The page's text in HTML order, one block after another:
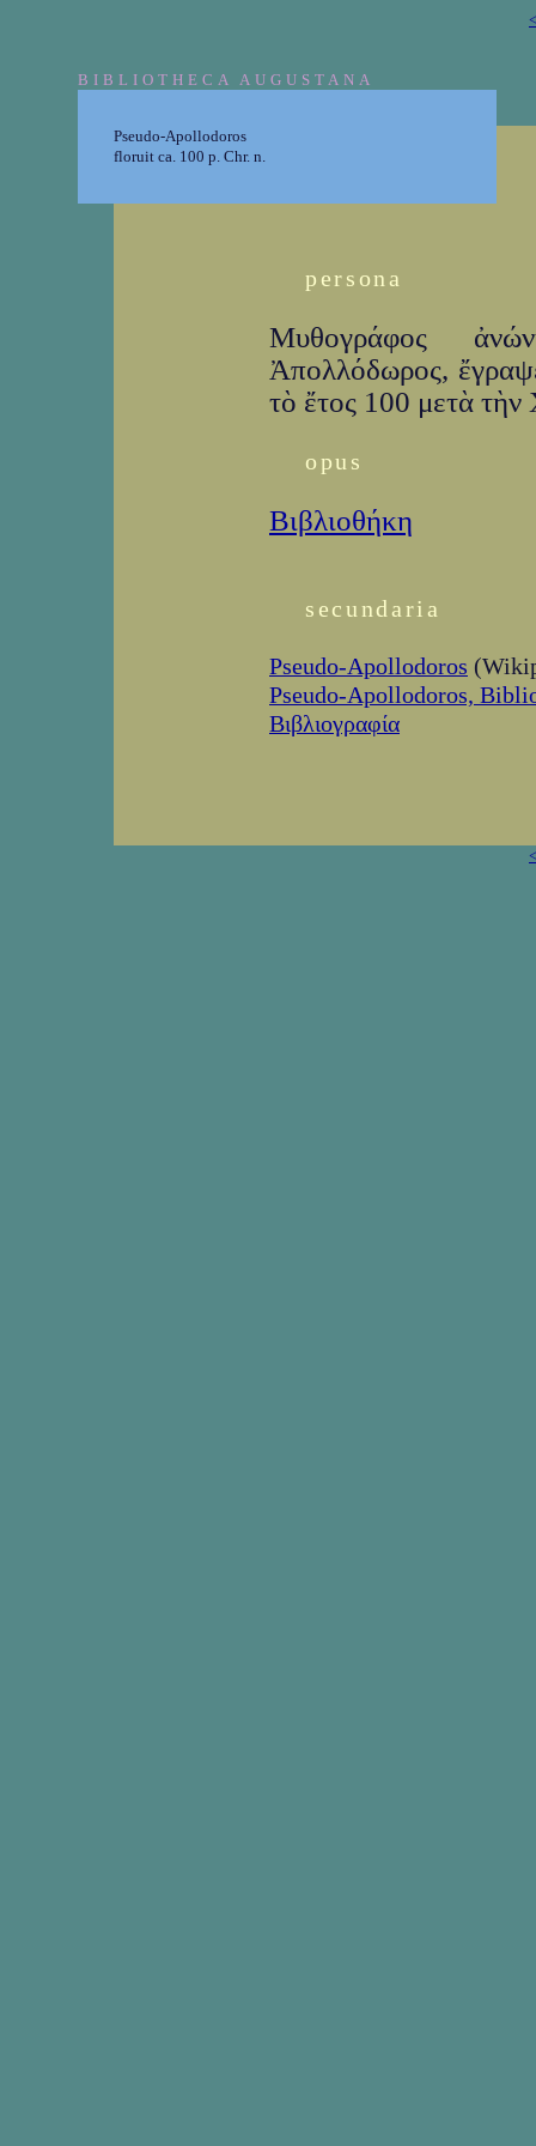
BIBLIOTHECA AUGUSTANA
Pseudo-Apollodoros
floruit ca. 100 p. Chr. n.
persona
Μυθογράφος
Ἀπολλόδωρος,
τὸ ἔτος 100 μετὰ τὴν
opus
Βιβλιοθήκη
secundaria
Pseudo-Apollodoros
Pseudo-Apollodoros,
Βιβλιογραφία